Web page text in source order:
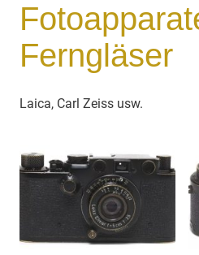
Ferngläser
Laica, Carl Zeiss usw.